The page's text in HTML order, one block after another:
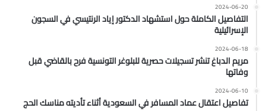
2024-06-20
التفاصيل الكاملة حول استشهاد الدكتور إياد الرنتيسي في السجون
الإسرائيلية
2024-06-18
مريم الدباغ تنشر تسجيلات حصرية للبلوغر التونسية فرح بالقاضي قبل
وفاتها
2024-06-10
تفاصيل اعتقال عماد المسافر في السعودية أثناء تأديته مناسك الحج